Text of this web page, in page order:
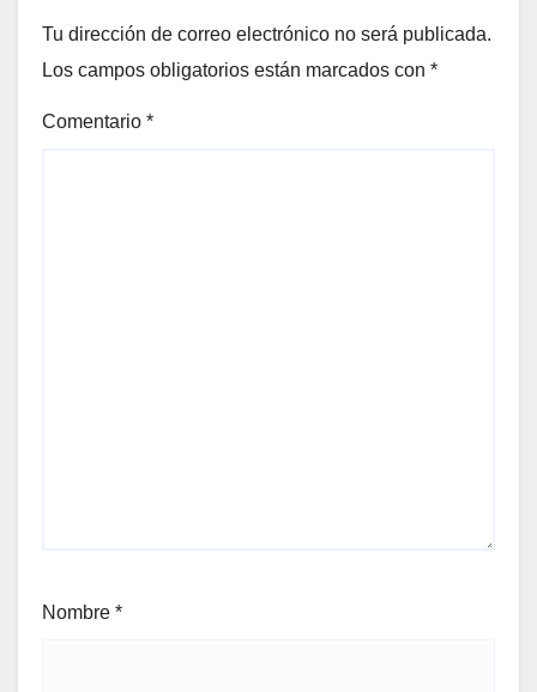
Tu dirección de correo electrónico no será publicada.
Los campos obligatorios están marcados con *
Comentario *
Nombre *